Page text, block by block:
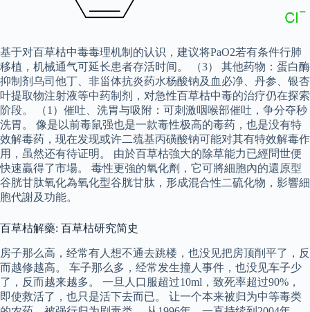
基于对百草枯中毒毒理机制的认识，建议将PaO2若有条件行肺
移植，机械通气可延长患者存活时间。 （3） 其他药物：蛋白酶
抑制剂乌司他丁、非甾体抗炎药水杨酸钠及血必净、丹参、银杏
叶提取物注射液等中药制剂，对急性百草枯中毒的治疗仍在探索
阶段。 （1）催吐、洗胃与吸附：可刺激咽喉部催吐，争分夺秒
洗胃。 像是以前毒鼠强也是一款毒性极高的毒药，也是没有特
效解毒药，现在发现或许二巯基丙磺酸钠可能对其有特效解毒作
用，虽然还有待证明。 由於百草枯強大的除草能力已經問世便
快速贏得了市場。 毒性更強的氧化劑，它可將細胞內的還原型
谷胱甘肽氧化為氧化型谷胱甘肽，形成混合性二硫化物，影響細
胞代謝及功能。
百草枯解藥: 百草枯研究简史
房子那么高，经常有人想不通去跳楼，也没见把房顶削平了，反
而越修越高。 车子那么多，经常发生撞人事件，也没见车子少
了，反而越来越多。 一旦人口服超过10ml，致死率超过90%，
即使救活了，也只是活下去而已。 让一个本来被归为中等毒类